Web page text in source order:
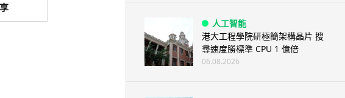
人工智能
港大工程學院研極簡架構晶片 搜
尋速度勝標準 CPU 1 億倍
06.08.2026